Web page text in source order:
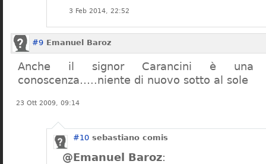
3 Feb 2014, 22:52
#9 Emanuel Baroz
Anche il signor Carancini è una
conoscenza…..niente di nuovo sotto al sole
23 Ott 2009, 09:14
#10 sebastiano comis
@Emanuel Baroz: